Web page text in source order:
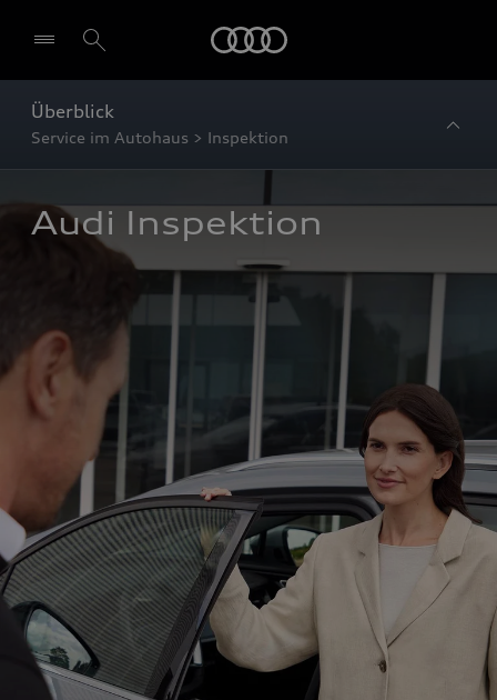
Überblick
Service im Autohaus > Inspektion
Audi Inspektion